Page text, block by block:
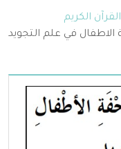
الكريم
في علم التجويد